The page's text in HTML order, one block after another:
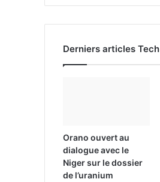
Derniers articles Tech
Orano ouvert au
dialogue avec le
Niger sur le dossier
de l’uranium